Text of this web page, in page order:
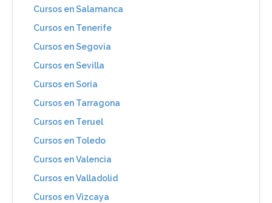
Cursos en Salamanca
Cursos en Tenerife
Cursos en Segovia
Cursos en Sevilla
Cursos en Soria
Cursos en Tarragona
Cursos en Teruel
Cursos en Toledo
Cursos en Valencia
Cursos en Valladolid
Cursos en Vizcaya